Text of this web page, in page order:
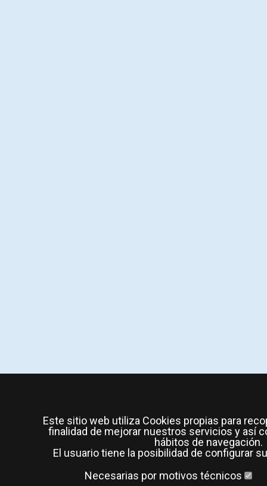
Este sitio web utiliza Cookies propias para
finalidad de mejorar nuestros servicios y así
hábitos de navegación.
El usuario tiene la posibilidad de configurar
Necesarias por motivos técnicos